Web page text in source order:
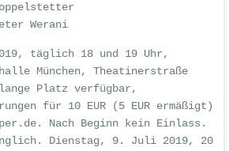
Werani
täglich 18 und 19 Uhr,
München, Theatinerstraße
Platz verfügbar,
für 10 EUR (5 EUR ermäßigt)
. Nach Beginn kein Einlass.
Dienstag, 9. Juli 2019, 20